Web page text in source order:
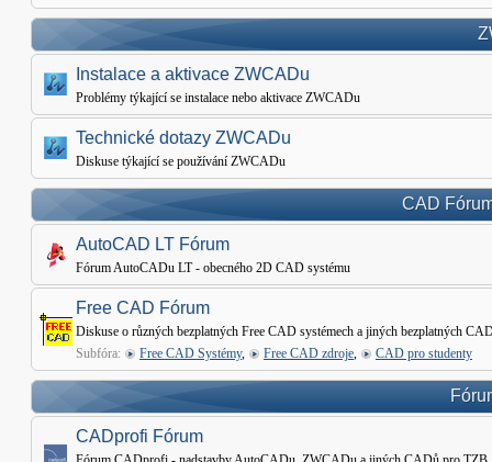
Instalace a aktivace ZWCADu
Problémy týkající se instalace nebo aktivace ZWCADu
Technické dotazy ZWCADu
Diskuse týkající se používání ZWCADu
CAD
AutoCAD LT Fórum
Fórum AutoCADu LT - obecného 2D CAD systému
Free CAD Fórum
Diskuse o různých bezplatných Free CAD systémech a jiných bezplatných
Subfóra:
Free CAD Systémy, Free CAD zdroje, CAD pro studenty
CADprofi Fórum